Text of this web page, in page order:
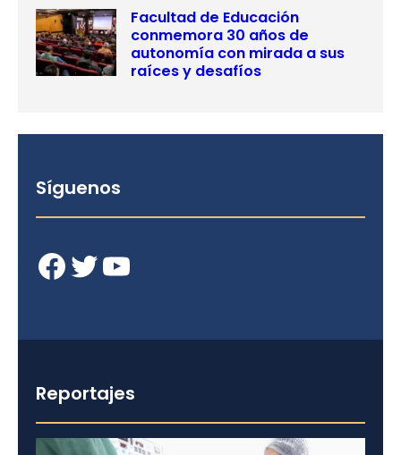
Facultad de Educación
conmemora 30 años de
autonomía con mirada a sus
raíces y desafíos
Síguenos
Facebook Twitter YouTube
Reportajes